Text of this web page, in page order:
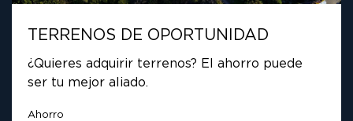
TERRENOS DE OPORTUNIDAD
¿Quieres adquirir terrenos? El ahorro puede
ser tu mejor aliado.
Ahorro